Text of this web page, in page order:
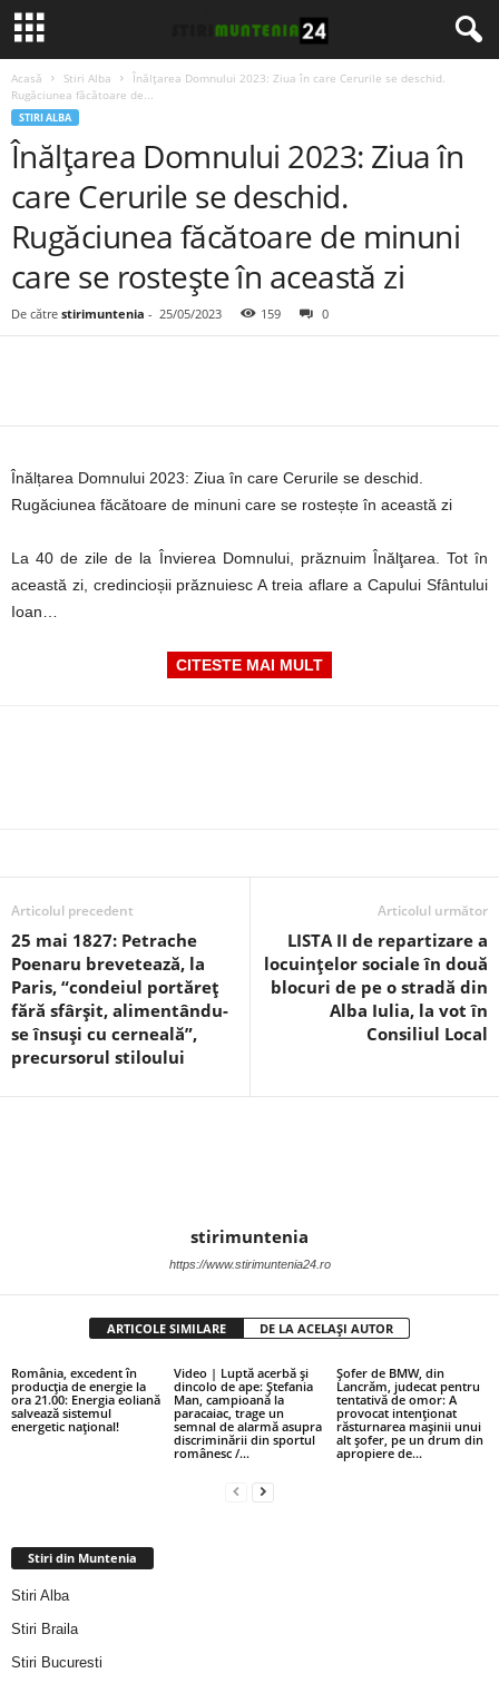
Acasă Stiri Alba
Înălțarea Domnului 2023: Ziua în care Cerurile se deschid.
Rugăciunea făcătoare de...
STIRI ALBA
Înălțarea Domnului 2023: Ziua în
care Cerurile se deschid.
Rugăciunea făcătoare de minuni
care se rostește în această zi
De către stirimuntenia - 25/05/2023 159 0
Înălțarea Domnului 2023: Ziua în care Cerurile se deschid.
Rugăciunea făcătoare de minuni care se rostește în această zi
La 40 de zile de la Învierea Domnului, prăznuim Înălţarea. Tot în
această zi, credincioșii prăznuiesc A treia aflare a Capului Sfântului
Ioan…
CITESTE MAI MULT
Articolul precedent
25 mai 1827: Petrache
Poenaru brevetează, la
Paris, “condeiul portăreț
fără sfârșit, alimentându-
se însuși cu cerneală”,
precursorul stiloului
Articolul următor
LISTA II de repartizare a
locuințelor sociale în două
blocuri de pe o stradă din
Alba Iulia, la vot în
Consiliul Local
stirimuntenia
https://www.stirimuntenia24.ro
ARTICOLE SIMILARE DE LA ACELAȘI AUTOR
România, excedent în
producția de energie la
ora 21.00: Energia eoliană
salvează sistemul
energetic național!
Video | Luptă acerbă și
dincolo de ape: Ștefania
Man, campioană la
paracaiac, trage un
semnal de alarmă asupra
discriminării din sportul
românesc /...
Șofer de BMW, din
Lancrăm, judecat pentru
tentativă de omor: A
provocat intenționat
răsturnarea mașinii unui
alt șofer, pe un drum din
apropiere de...
Stiri din Muntenia
Stiri Alba
Stiri Braila
Stiri Bucuresti